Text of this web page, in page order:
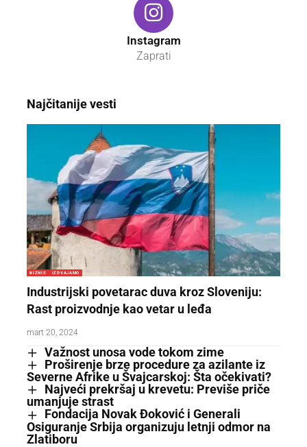
Instagram
Zaprati
Najčitanije vesti
BIZNIS IZDVAJAMO
Industrijski povetarac duva kroz Sloveniju:
Rast proizvodnje kao vetar u leđa
mart 20, 2024
Važnost unosa vode tokom zime
Proširenje brze procedure za azilante iz
Severne Afrike u Švajcarskoj: Šta očekivati?
Najveći prekršaj u krevetu: Previše priče
umanjuje strast
Fondacija Novak Đoković i Generali
Osiguranje Srbija organizuju letnji odmor na
Zlatiboru